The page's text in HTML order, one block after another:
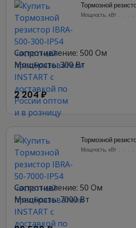
Тормозной
Мощность, кВт
Сопротивление: 500 Ом
Мощность: 300 Вт
2 204 ₽
Тормозной
Мощность, кВт
Сопротивление: 50 Ом
Мощность: 7000 Вт